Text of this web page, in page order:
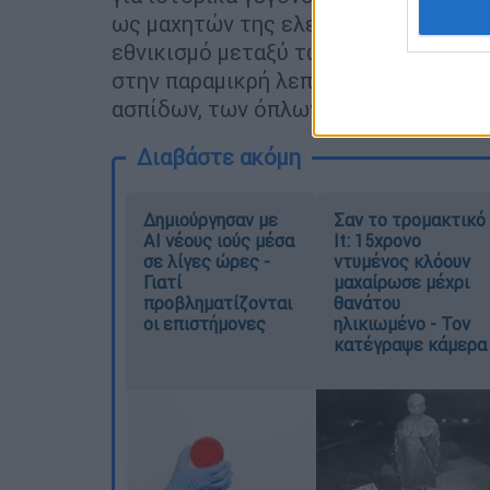
ως μαχητών της ελευθερίας και
εθνικισμό μεταξύ των Ρουμάνων. Οι
στην παραμικρή λεπτομέρεια, όπως
ασπίδων, των όπλων και των κρανών.
Διαβάστε ακόμη
Δημιούργησαν με
AI νέους ιούς μέσα
σε λίγες ώρες -
Γιατί
προβληματίζονται
οι επιστήμονες
Σαν το τρομακτικό
It: 15χρονο
ντυμένος κλόουν
μαχαίρωσε μέχρι
θανάτου
ηλικιωμένο - Τον
κατέγραψε κάμερα